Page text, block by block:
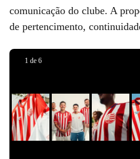
comunicação do clube. A
de pertencimento,
1 de 6
temporada
Divulgação/CNC
temporada
2026
temporada
2026
Slide 1 de 0